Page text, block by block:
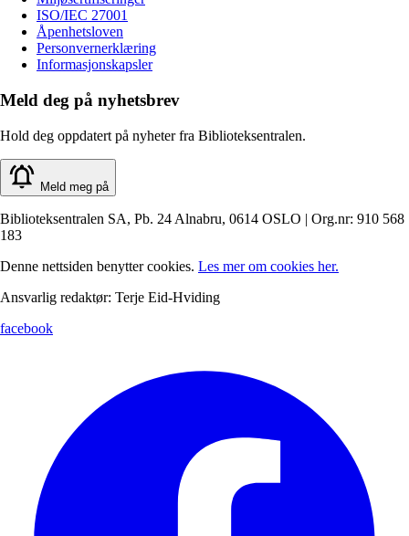
ISO/IEC 27001
Åpenhetsloven
Personvernerklæring
Informasjonskapsler
Meld deg på nyhetsbrev
Hold deg oppdatert på nyheter fra Biblioteksentralen.
Meld meg på
Biblioteksentralen SA, Pb. 24 Alnabru, 0614 OSLO | Org.nr: 910 568
183
Denne nettsiden benytter cookies. Les mer om cookies her.
Ansvarlig redaktør: Terje Eid-Hviding
facebook